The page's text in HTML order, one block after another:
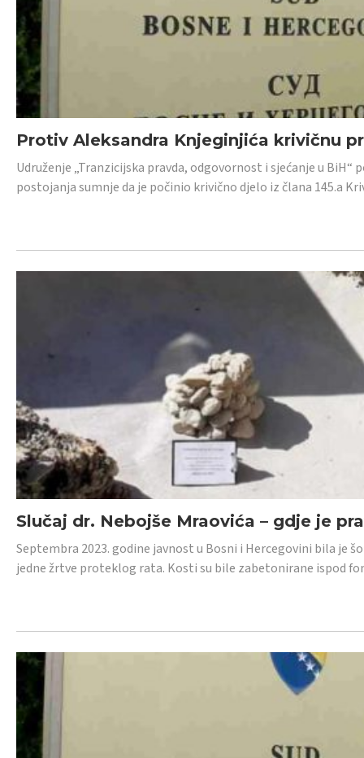
Protiv Aleksandra Knjeginjića krivičnu
Udruženje „Tranzicijska pravda, odgovornost i sjećanje u
postojanja sumnje da je počinio krivično djelo iz člana 145.a
Slučaj dr. Nebojše Mraovića – gdje je
Septembra 2023. godine javnost u Bosni i Hercegovini bila je
jedne žrtve proteklog rata. Kosti su bile zabetonirane ispod